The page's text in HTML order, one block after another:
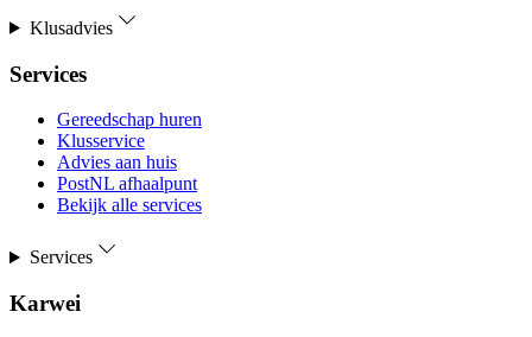
Klusadvies
Services
Gereedschap huren
Klusservice
Advies aan huis
PostNL afhaalpunt
Bekijk alle services
Services
Karwei